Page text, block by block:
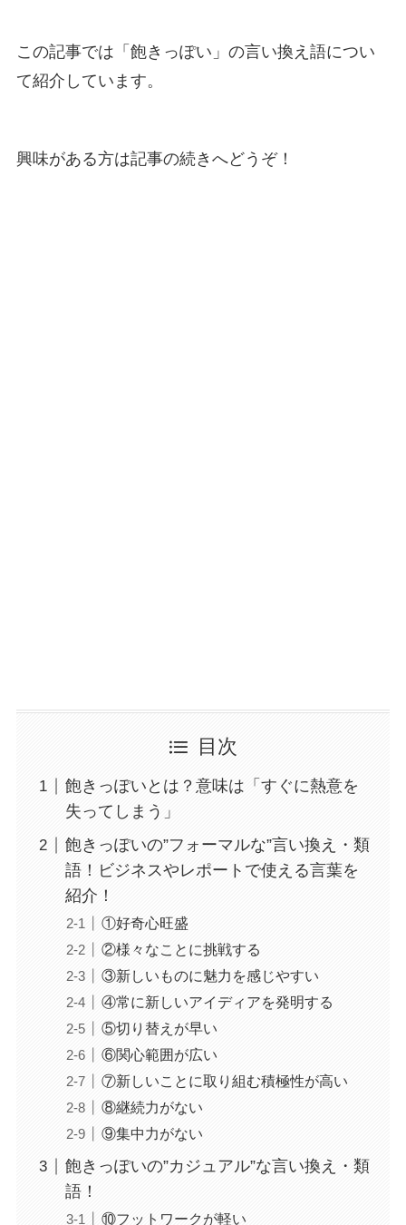
この記事では「飽きっぽい」の言い換え語につい
て紹介しています。
興味がある方は記事の続きへどうぞ！
目次
飽きっぽいとは？意味は「すぐに熱意を
失ってしまう」
飽きっぽいの”フォーマルな”言い換え・類
語！ビジネスやレポートで使える言葉を
紹介！
①好奇心旺盛
②様々なことに挑戦する
③新しいものに魅力を感じやすい
④常に新しいアイディアを発明する
⑤切り替えが早い
⑥関心範囲が広い
⑦新しいことに取り組む積極性が高い
⑧継続力がない
⑨集中力がない
飽きっぽいの”カジュアル”な言い換え・類
語！
⑩フットワークが軽い